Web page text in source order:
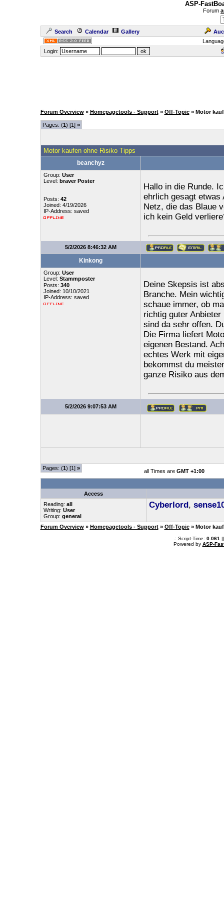
ASP-
Forum
Search Calendar Gallery
Login:
Forum Overview » Homepagetools - Support » Off-Topic » Motor
Pages: (1) [1] »
Motor kaufen ohne Risiko Tipps
beanchyz
Group: User
Level: braver Poster
Posts: 42
Joined: 4/19/2026
IP-Address: saved
Hallo in die Runde.
ehrlich gesagt etwas
Netz, die das Blaue
ich kein Geld
5/2/2026 8:46:32 AM
Kinkong
Group: User
Level: Stammposter
Posts: 340
Joined: 10/10/2021
IP-Address: saved
Deine Skepsis ist
Branche. Mein
schaue immer, ob
richtig guter
sind da sehr offen.
Die Firma liefert
eigenen Bestand.
echtes Werk mit
bekommst du
ganze Risiko aus
5/2/2026 9:07:53 AM
Pages: (1) [1] » all Times are GMT +1:00
Access
Reading: all
Writing: User
Group: general
Cyberlord,
Forum Overview » Homepagetools - Support » Off-Topic » Motor
.: Script-Time: 0.061
Powered by ASP-